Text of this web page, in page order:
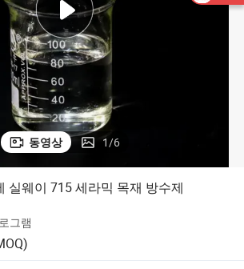
동영상 1/6
실웨이 715 세라믹 목재 방수제
그램